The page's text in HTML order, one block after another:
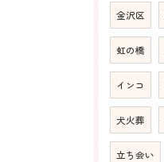
金沢区
虹の橋
インコ
犬火葬
立ち会い